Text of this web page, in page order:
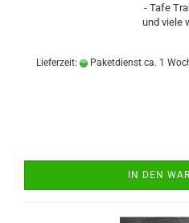
- Tafe
und viele
Lieferzeit: Paketdienst ca. 1
IN DEN